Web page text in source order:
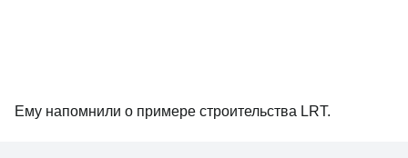
Ему напомнили о примере строительства LRT.